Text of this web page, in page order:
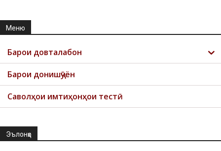
Меню
Барои довталабон
Барои донишҷӯён
Саволҳои имтиҳонҳои тестӣ
Эълонҳо